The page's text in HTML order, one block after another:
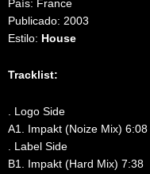
País: France
Publicado: 2003
Estilo: House
Tracklist:
. Logo Side
A1. Impakt (Noize Mix) 6:08
. Label Side
B1. Impakt (Hard Mix) 7:38